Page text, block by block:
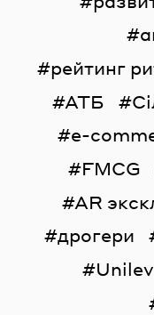
рейтинг
АТБ
e-
FMCG
AR
дрогери